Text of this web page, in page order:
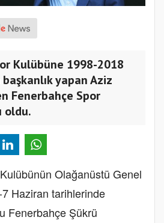
Kulübüne 1998-2018
başkanlık yapan Aziz
Fenerbahçe Spor
oldu.
Olağanüstü Genel
7 Haziran tarihlerinde
Fenerbahçe Şükrü